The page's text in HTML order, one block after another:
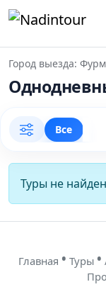
Город выезда:
Все
Туры не
Главная • Туры •